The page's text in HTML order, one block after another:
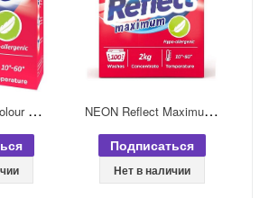
N
EON Reflect Colour Концентрированный стиральный порошок для цветного белья 650 гр на 30 стирок N
EON Reflect Maximum Концентрированный стиральный порошок универсальный 2 кг на 100 стирок
Подписаться
Нет в наличии